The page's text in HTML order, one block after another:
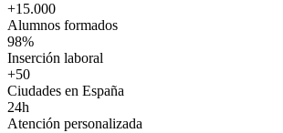
+15.000
Alumnos formados
98%
Inserción laboral
+50
Ciudades en España
24h
Atención personalizada